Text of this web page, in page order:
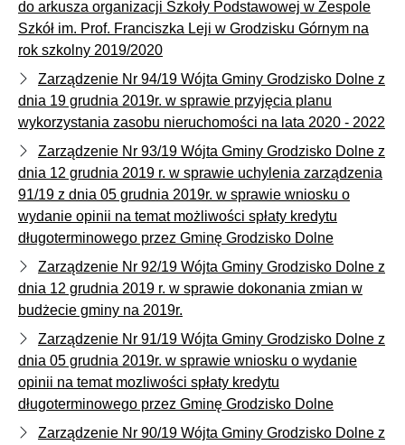
do arkusza organizacji Szkoły Podstawowej w Zespole
Szkół im. Prof. Franciszka Leji w Grodzisku Górnym na
rok szkolny 2019/2020
Zarządzenie Nr 94/19 Wójta Gminy Grodzisko Dolne z
dnia 19 grudnia 2019r. w sprawie przyjęcia planu
wykorzystania zasobu nieruchomości na lata 2020 - 2022
Zarządzenie Nr 93/19 Wójta Gminy Grodzisko Dolne z
dnia 12 grudnia 2019 r. w sprawie uchylenia zarządzenia
91/19 z dnia 05 grudnia 2019r. w sprawie wniosku o
wydanie opinii na temat możliwości spłaty kredytu
długoterminowego przez Gminę Grodzisko Dolne
Zarządzenie Nr 92/19 Wójta Gminy Grodzisko Dolne z
dnia 12 grudnia 2019 r. w sprawie dokonania zmian w
budżecie gminy na 2019r.
Zarządzenie Nr 91/19 Wójta Gminy Grodzisko Dolne z
dnia 05 grudnia 2019r. w sprawie wniosku o wydanie
opinii na temat mozliwości spłaty kredytu
długoterminowego przez Gminę Grodzisko Dolne
Zarządzenie Nr 90/19 Wójta Gminy Grodzisko Dolne z